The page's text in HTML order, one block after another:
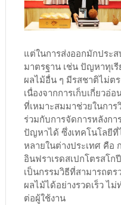
แต่ในการส่งออกมักปร
มาตรฐาน เช่น ปัญหาทุเ
ผลไม้อื่น ๆ มีรสชาติไม่ต
เนื่องจากการเก็บเกี่ยวอ่
ที่เหมาะสมมาช่วยในกา
ร่วมกับการจัดการหลังก
ปัญหาได้ ซึ่งเทคโนโลยี
หลายในต่างประเทศ คือ
อินฟราเรดสเปกโตรสโ
เป็นกรรมวิธีที่สามารถต
ผลไม้ได้อย่างรวดเร็ว ไ
ต่อผู้ใช้งาน